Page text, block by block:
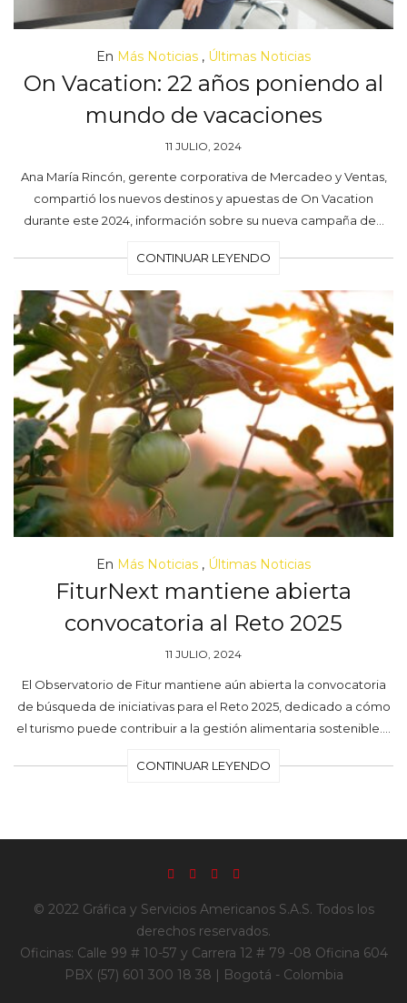
En Más Noticias , Últimas Noticias
On Vacation: 22 años poniendo al
mundo de vacaciones
11 JULIO, 2024
Ana María Rincón, gerente corporativa de Mercadeo y Ventas,
compartió los nuevos destinos y apuestas de On Vacation
durante este 2024, información sobre su nueva campaña de…
CONTINUAR LEYENDO
En Más Noticias , Últimas Noticias
FiturNext mantiene abierta
convocatoria al Reto 2025
11 JULIO, 2024
El Observatorio de Fitur mantiene aún abierta la convocatoria
de búsqueda de iniciativas para el Reto 2025, dedicado a cómo
el turismo puede contribuir a la gestión alimentaria sostenible.…
CONTINUAR LEYENDO
© 2022 Gráfica y Servicios Americanos S.A.S. Todos los
derechos reservados.
Oficinas: Calle 99 # 10-57 y Carrera 12 # 79 -08 Oficina 604
PBX (57) 601 300 18 38 | Bogotá - Colombia